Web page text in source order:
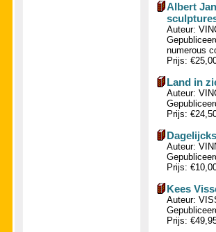
Albert
Auteur:
numerous
Prijs:
Land in
Auteur:
Prijs:
Auteur:
Prijs:
Kees
Auteur:
Prijs: